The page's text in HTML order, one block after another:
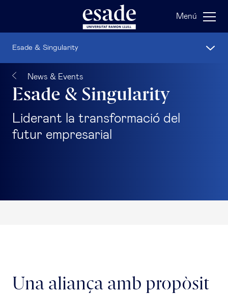
Menú
News & Events
Esade & Singularity
Liderant la transformació del
futur empresarial
Esade & Singularity
Una aliança amb propòsit